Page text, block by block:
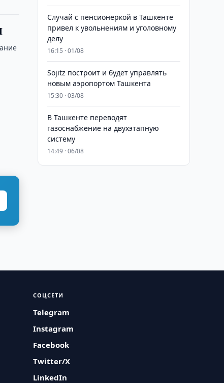
Случай с пенсионеркой в Ташкенте
привел к увольнениям и уголовному
делу
16:15 · 01/08
Sojitz построит и будет управлять
новым аэропортом Ташкента
15:30 · 03/08
В Ташкенте переводят
газоснабжение на двухэтапную
систему
14:49 · 06/08
СОЦСЕТИ
Telegram
Instagram
Facebook
Twitter/X
LinkedIn